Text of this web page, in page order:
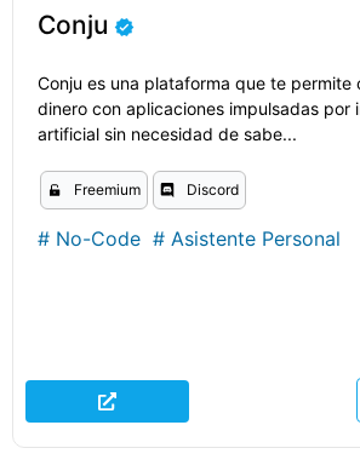
Conju
Conju es una plataforma que te permite
dinero con aplicaciones impulsadas por
artificial sin necesidad de sabe...
Freemium Discord
# No-Code # Asistente Personal